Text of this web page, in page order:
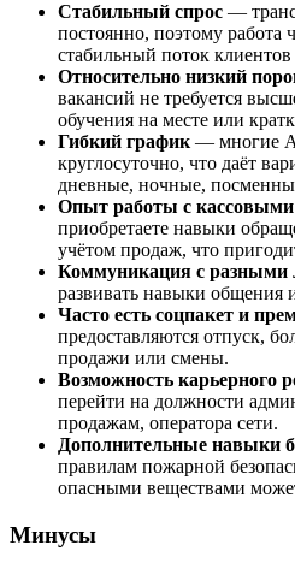
Стабильный спрос —
постоянно, поэтому работа
стабильный поток клиентов
Относительно низкий
вакансий не требуется
обучения на месте или
Гибкий график — многие
круглосуточно, что даёт
дневные, ночные,
Опыт работы с кассовыми
приобретаете навыки
учётом продаж, что
Коммуникация с разными
развивать навыки общения
Часто есть соцпакет и
предоставляются отпуск,
продажи или смены.
Возможность карьерного
перейти на должности
продажам, оператора сети.
Дополнительные навыки
правилам пожарной
опасными веществами
Минусы